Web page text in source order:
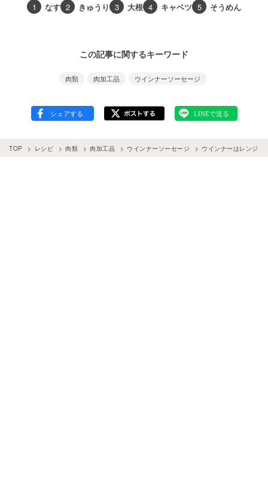
1 なす 2 きゅうり 3 大根 4 キャベツ 5 そうめん
この記事に関するキーワード
肉類 肉加工品 ウインナーソーセージ
TOP レシピ 肉類 肉加工品 ウインナーソーセージ ウインナーはレンジで